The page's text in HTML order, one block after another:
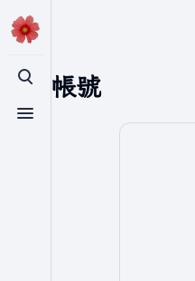
切換搜尋
切換選單
建立帳號